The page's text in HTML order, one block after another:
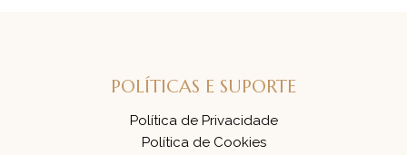
POLÍTICAS E SUPORTE
Política de Privacidade
Política de Cookies